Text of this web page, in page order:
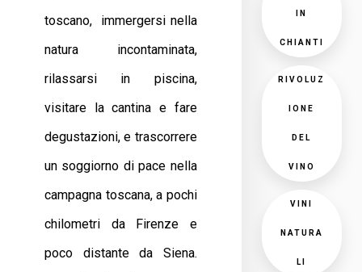
toscano, immergersi nella
natura incontaminata,
rilassarsi in piscina,
visitare la cantina e fare
degustazioni, e trascorrere
un soggiorno di pace nella
campagna toscana, a pochi
chilometri da Firenze e
poco distante da Siena.
IN
CHIANTI
RIVOLUZ
IONE
DEL
VINO
VINI
NATURA
LI